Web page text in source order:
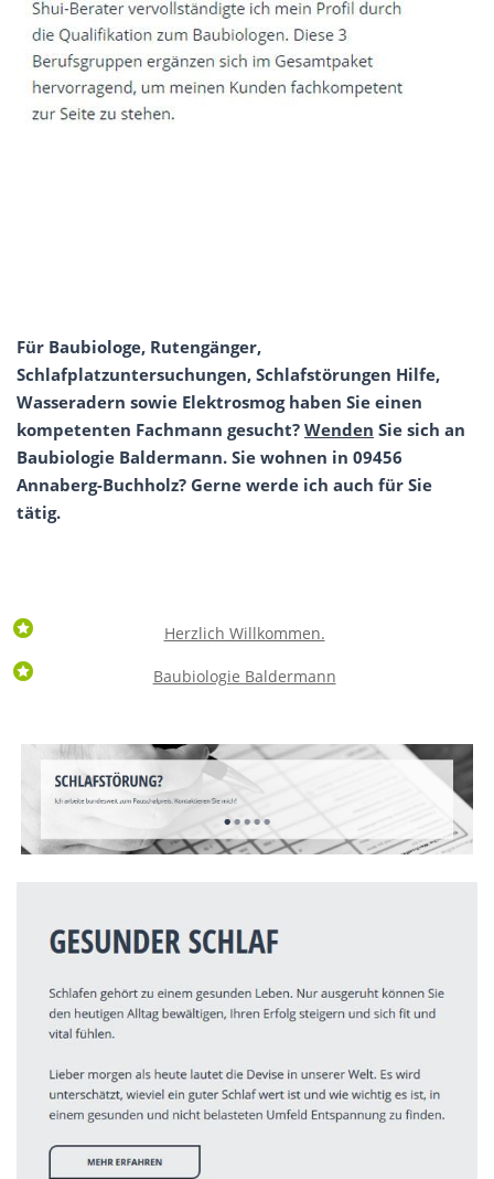
Für Baubiologe, Rutengänger,
Schlafplatzuntersuchungen, Schlafstörungen Hilfe,
Wasseradern sowie Elektrosmog haben Sie einen
kompetenten Fachmann gesucht? Wenden Sie sich an
Baubiologie Baldermann. Sie wohnen in 09456
Annaberg-Buchholz? Gerne werde ich auch für Sie
tätig.
Herzlich Willkommen.
Baubiologie Baldermann